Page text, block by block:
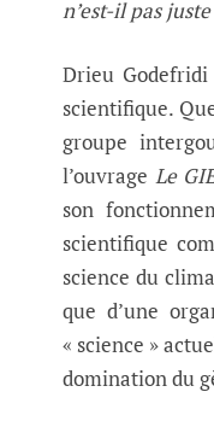
n’est-il pas
Drieu
scientifique.
groupe
l’ouvrage Le
son
scientifique
science du
que d’une
« science »
domination du